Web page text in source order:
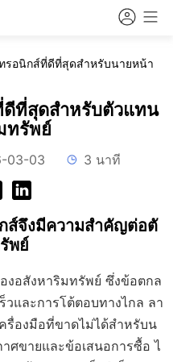
รอนิกส์ที่ดีที่สุดสำหรับนายหน้า
ดีที่สุดสำหรับตัวแทน
ทรัพย์
03-03 3 นาที
ส์จึงมีความสำคัญต่อตั
พย์
งอสังหาริมทรัพย์ ซึ่งข้อตกล
และการโต้ตอบทางไกล ลา
รื่องมือที่ขาดไม่ได้สำหรับน
ศขายและข้อเสนอการซื้อ ไ